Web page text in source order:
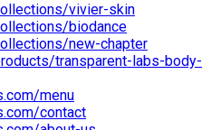
vivier-skin
biodance
new-chapter
transparent-labs-body-
menu
contact